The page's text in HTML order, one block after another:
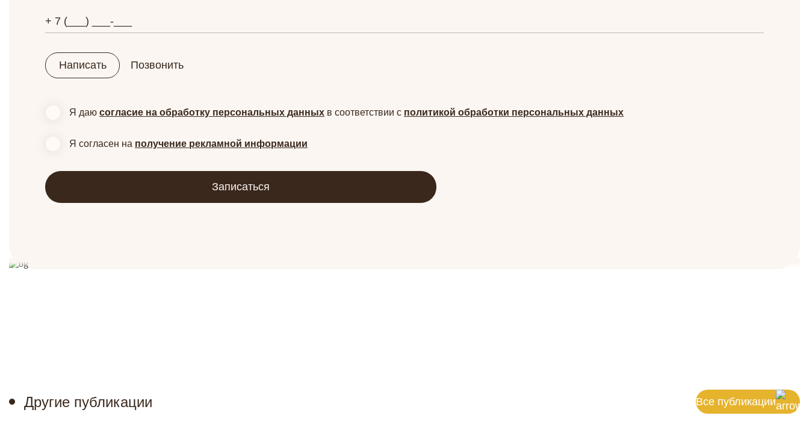
Написать Позвонить
Я даю согласие на обработку персональных данных в соответствии с политикой обработки персональных данных
Я согласен на получение рекламной информации
Другие публикации Все публикации